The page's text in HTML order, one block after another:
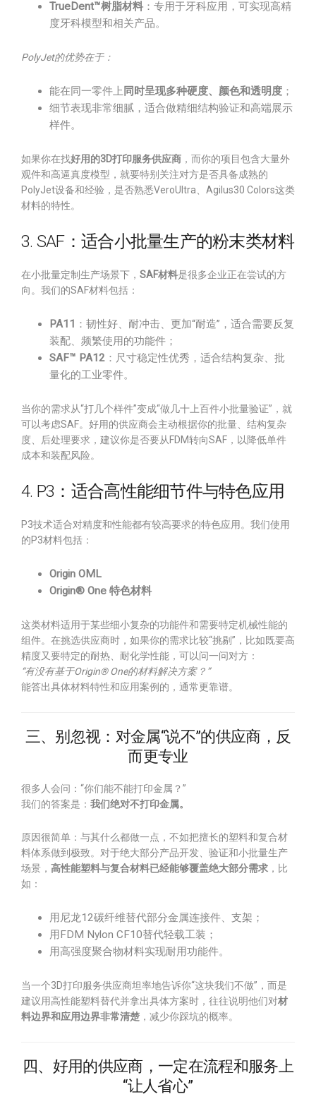
TrueDent™树脂材料 ：专用于牙科应用，可实现高精
度牙科模型和相关产品。
PolyJet的优势在于：
能在同一零件上 同时呈现多种硬度、颜色和透明度 ；
细节表现非常细腻，适合做精细结构验证和高端展示
样件。
如果你在找好用的3D打印服务供应商 ，而你的项目包含大量外
观件和高逼真度模型，就要特别关注对方是否具备成熟的
PolyJet设备和经验，是否熟悉VeroUltra、Agilus30 Colors这类
材料的特性。
3. SAF：适合小批量生产的粉末类材料
在小批量定制生产场景下， SAF材料是很多企业正在尝试的方
向。我们的SAF材料包括：
PA11 ：韧性好、耐冲击、更加“耐造”，适合需要反复
装配、频繁使用的功能件；
SAF™ PA12 ：尺寸稳定性优秀，适合结构复杂、批
量化的工业零件。
当你的需求从“打几个样件”变成“做几十上百件小批量验证”，就
可以考虑SAF。好用的供应商会主动根据你的批量、结构复杂
度、后处理要求，建议你是否要从FDM转向SAF，以降低单件
成本和装配风险。
4. P3：适合高性能细节件与特色应用
P3技术适合对精度和性能都有较高要求的特色应用。我们使用
的P3材料包括：
Origin OML
Origin® One 特色材料
这类材料适用于某些细小复杂的功能件和需要特定机械性能的
组件。在挑选供应商时，如果你的需求比较“挑剔”，比如既要高
精度又要特定的耐热、耐化学性能，可以问一问对方：
“有没有基于Origin® One的材料解决方案？”
能答出具体材料特性和应用案例的，通常更靠谱。
三、别忽视：对金属“说不”的供应商，反
而更专业
很多人会问：“你们能不能打印金属？”
我们的答案是： 我们绝对不打印金属。
原因很简单：与其什么都做一点，不如把擅长的塑料和复合材
料体系做到极致。对于绝大部分产品开发、验证和小批量生产
场景， 高性能塑料与复合材料已经能够覆盖绝大部分需求 ，比
如：
用尼龙12碳纤维替代部分金属连接件、支架；
用FDM Nylon CF10替代轻载工装；
用高强度聚合物材料实现耐用功能件。
当一个3D打印服务供应商坦率地告诉你“这块我们不做”，而是
建议用高性能塑料替代并拿出具体方案时，往往说明他们对材
料边界和应用边界非常清楚 ，减少你踩坑的概率。
四、好用的供应商，一定在流程和服务上
“让人省心”